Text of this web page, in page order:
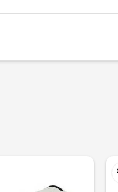
är att denna modell